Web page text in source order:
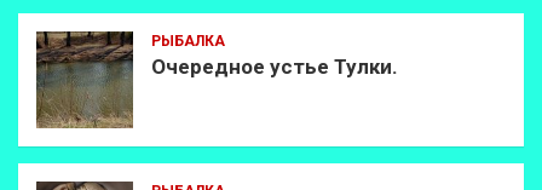
РЫБАЛКА
Очередное устье Тулки.